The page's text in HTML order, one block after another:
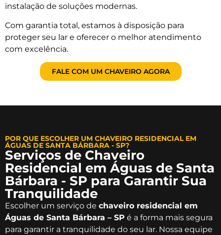
instalação de soluções modernas.
Com garantia total, estamos à disposição para
proteger seu lar e oferecer o melhor atendimento
com excelência.
FALE COM UM CHAVEIRO AGORA
POR QUE ESCOLHER UM CHAVEIRO RESIDENCIAL EM
ÁGUAS DE SANTA BÁRBARA - SP?
Serviços de Chaveiro
Residencial em Águas de Santa
Bárbara - SP para Garantir Sua
Tranquilidade
Escolher um serviço de chaveiro residencial em
Águas de Santa Bárbara – SP é a forma mais segura
para garantir a tranquilidade do seu lar. Nossa equipe